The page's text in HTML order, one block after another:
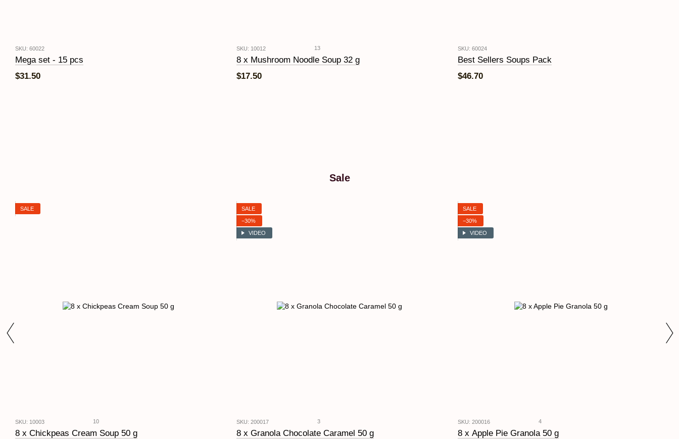
SKU: 60022
Mega set - 15 pcs
$31.50
SKU: 10012 13
8 x Mushroom Noodle Soup 32 g
$17.50
SKU: 60024
Best Sellers Soups Pack
$46.70
Sale
SALE
SKU: 10003 10
8 x Chickpeas Cream Soup 50 g
SALE
−30%
VIDEO
SKU: 200017 3
8 x Granola Chocolate Caramel 50 g
SALE
−30%
VIDEO
SKU: 200016 4
8 x Apple Pie Granola 50 g